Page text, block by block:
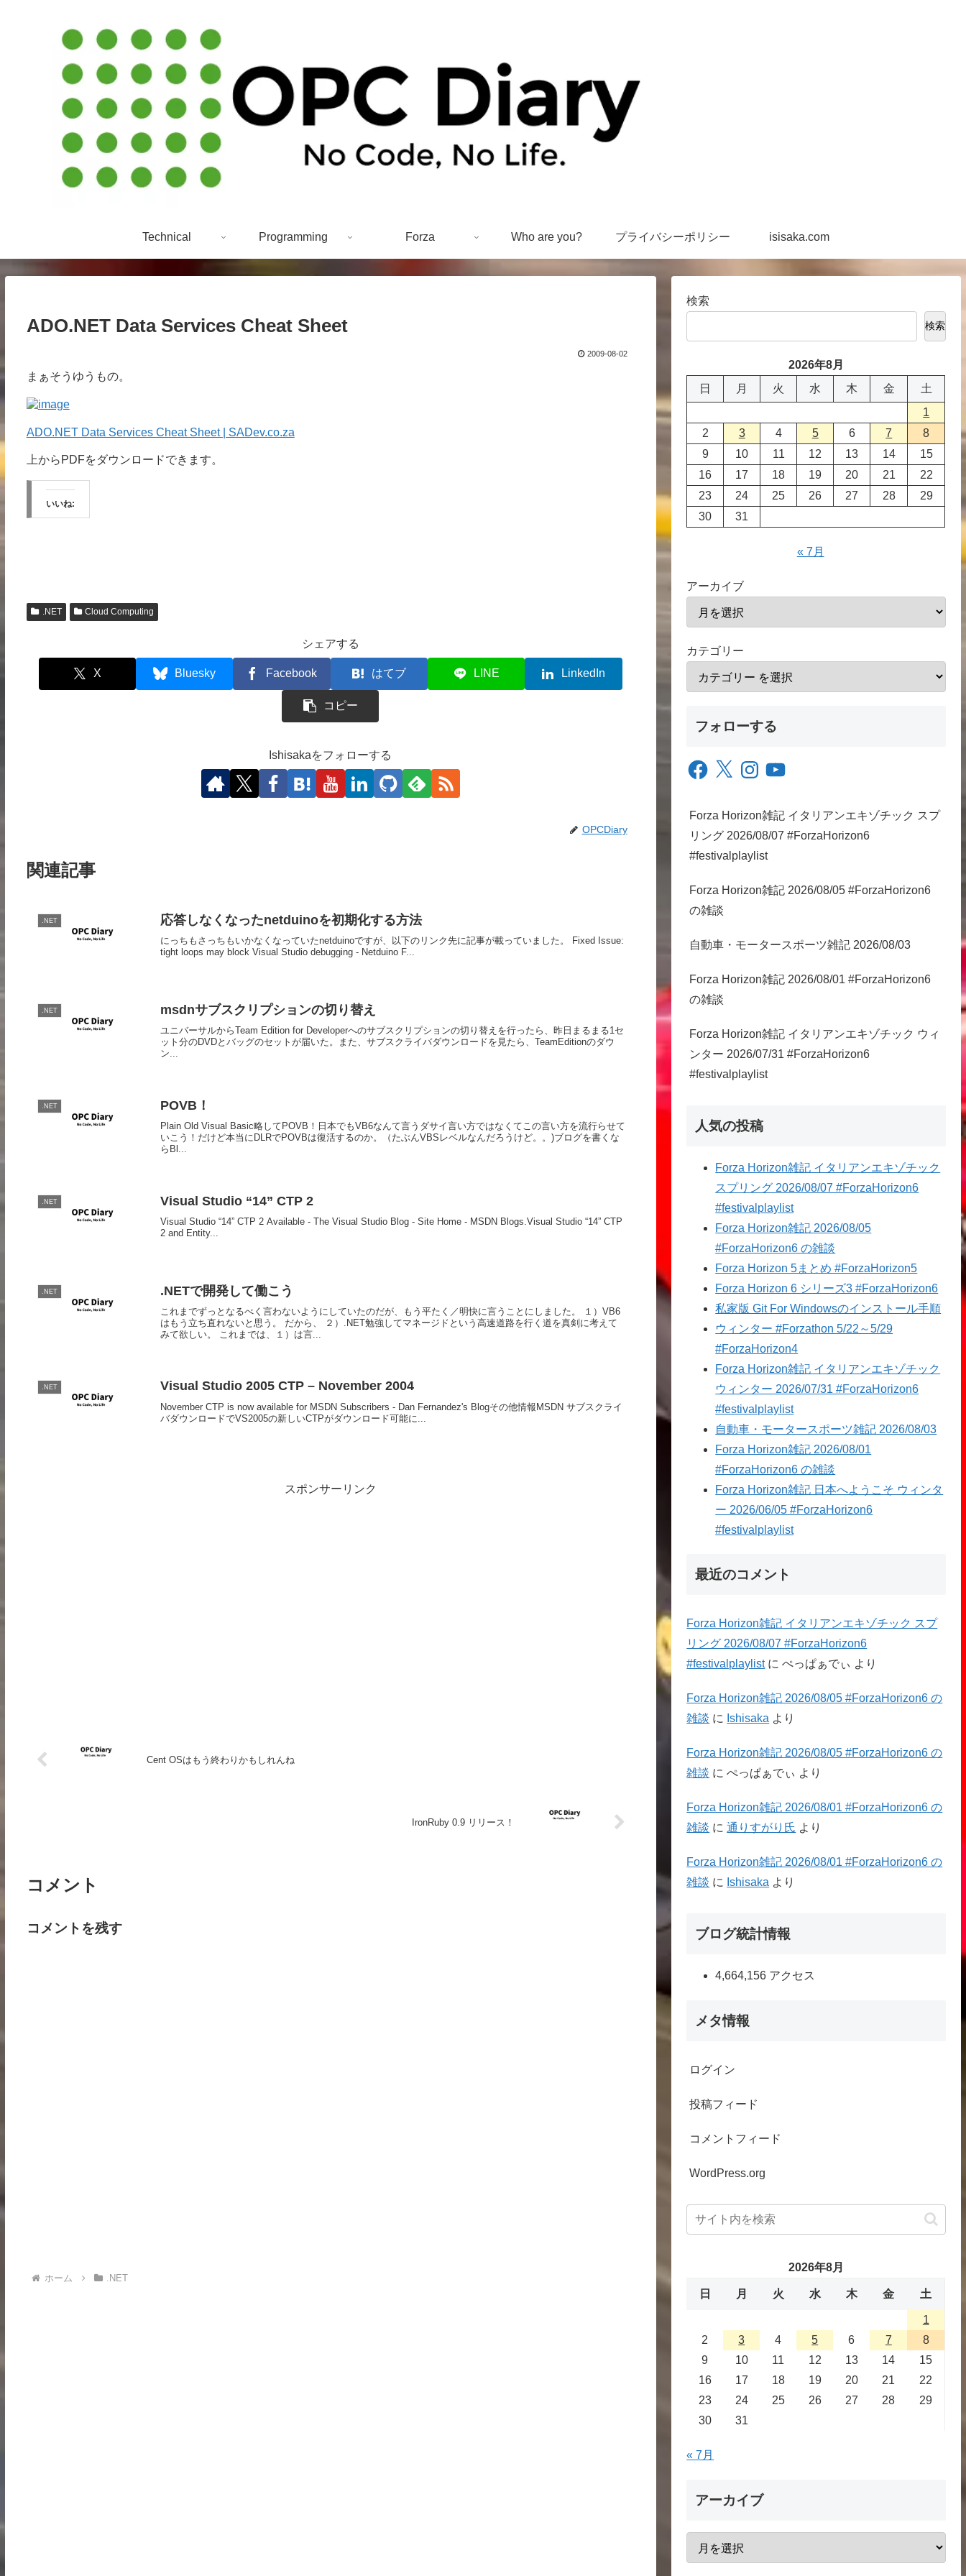
Technical Programming Forza Who are you? プライバシーポリシー isisaka.com
ADO.NET Data Services Cheat Sheet
2009-08-02
まぁそうゆうもの。
ADO.NET Data Services Cheat Sheet | SADev.co.za
上からPDFをダウンロードできます。
いいね:
.NET Cloud Computing
シェアする
X Bluesky Facebook はてブ LINE LinkedIn
コピー
Ishisakaをフォローする
OPCDiary
関連記事
.NET 応答しなくなったnetduinoを初期化する方法
にっちもさっちもいかなくなっていたnetduinoですが、以下のリンク先に記事が載っていました。 Fixed Issue:
tight loops may block Visual Studio debugging - Netduino F...
.NET msdnサブスクリプションの切り替え
ユニバーサルからTeam Edition for Developerへのサブスクリプションの切り替えを行ったら、昨日まるまる1セ
ット分のDVDとバッグのセットが届いた。また、サブスクライバダウンロードを見たら、TeamEditionのダウ
ン...
.NET POVB！
Plain Old Visual Basic略してPOVB！日本でもVB6なんて言うダサイ言い方ではなくてこの言い方を流行らせて
いこう！だけど本当にDLRでPOVBは復活するのか。（たぶんVBSレベルなんだろうけど。。)ブログを書くな
らBl...
.NET Visual Studio “14” CTP 2
Visual Studio “14” CTP 2 Available - The Visual Studio Blog - Site Home - MSDN Blogs.Visual Studio “14” CTP
2 and Entity...
.NET .NETで開発して働こう
これまでずっとなるべく言わないようにしていたのだが、もう平たく／明快に言うことにしました。 １）VB6
はもう立ち直れないと思う。 だから、 ２）.NET勉強してマネージドという高速道路を行く道を真剣に考えて
みて欲しい。 これまでは、１）は言...
.NET Visual Studio 2005 CTP – November 2004
November CTP is now available for MSDN Subscribers - Dan Fernandez's Blogその他情報MSDN サブスクライ
バダウンロードでVS2005の新しいCTPがダウンロード可能に...
スポンサーリンク
Cent OSはもう終わりかもしれんね
IronRuby 0.9 リリース！
コメント
コメントを残す
ホーム .NET
検索
検索
2026年8月
日
月 火 水 木 金
土
1
2
3 4 5 6 7
8
9
10 11 12 13 14
15
16
17 18 19 20 21
22
23
24 25 26 27 28
29
30
31
« 7月
アーカイブ
カテゴリー
フォローする
Facebook
X InstagramYouTube
Forza Horizon雑記 イタリアンエキゾチック スプ
リング 2026/08/07 #ForzaHorizon6
#festivalplaylist
Forza Horizon雑記 2026/08/05 #ForzaHorizon6
の雑談
自動車・モータースポーツ雑記 2026/08/03
Forza Horizon雑記 2026/08/01 #ForzaHorizon6
の雑談
Forza Horizon雑記 イタリアンエキゾチック ウィ
ンター 2026/07/31 #ForzaHorizon6
#festivalplaylist
人気の投稿
Forza Horizon雑記 イタリアンエキゾチック
スプリング 2026/08/07 #ForzaHorizon6
#festivalplaylist
Forza Horizon雑記 2026/08/05
#ForzaHorizon6 の雑談
Forza Horizon 5まとめ #ForzaHorizon5
Forza Horizon 6 シリーズ3 #ForzaHorizon6
私家版 Git For Windowsのインストール手順
ウィンター #Forzathon 5/22～5/29
#ForzaHorizon4
Forza Horizon雑記 イタリアンエキゾチック
ウィンター 2026/07/31 #ForzaHorizon6
#festivalplaylist
自動車・モータースポーツ雑記 2026/08/03
Forza Horizon雑記 2026/08/01
#ForzaHorizon6 の雑談
Forza Horizon雑記 日本へようこそ ウィンタ
ー 2026/06/05 #ForzaHorizon6
#festivalplaylist
最近のコメント
Forza Horizon雑記 イタリアンエキゾチック スプ
リング 2026/08/07 #ForzaHorizon6
#festivalplaylistにぺっぱぁでぃ より
Forza Horizon雑記 2026/08/05 #ForzaHorizon6 の
雑談 に Ishisaka より
Forza Horizon雑記 2026/08/05 #ForzaHorizon6 の
雑談 にぺっぱぁでぃ より
Forza Horizon雑記 2026/08/01 #ForzaHorizon6 の
雑談 に通りすがり氏 より
Forza Horizon雑記 2026/08/01 #ForzaHorizon6 の
雑談 に Ishisaka より
ブログ統計情報
4,664,156 アクセス
メタ情報
ログイン
投稿フィード
コメントフィード
WordPress.org
2026年8月
日 月 火 水 木 金 土
1
2
3 4 5 6 7
8
9
10 11 12 13 14
15
16
17 18 19 20 21
22
23
24 25 26 27 28
29
30
31
« 7月
アーカイブ